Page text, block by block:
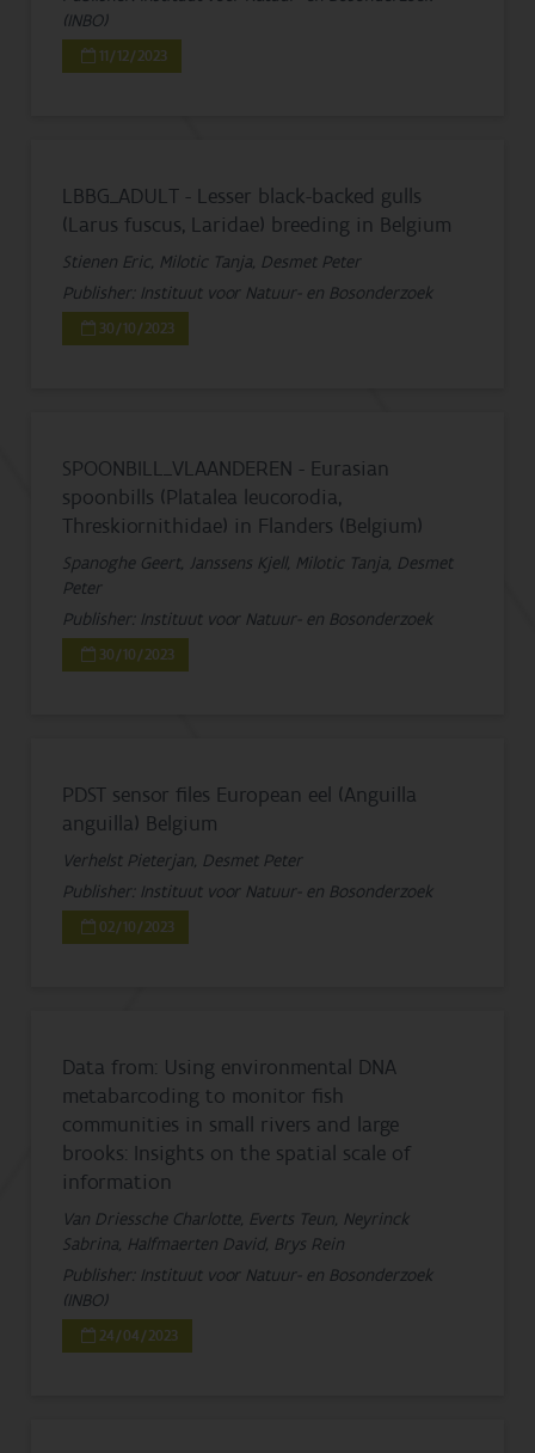
(INBO)
11/12/2023
LBBG_ADULT - Lesser black-backed gulls
(Larus fuscus, Laridae) breeding in Belgium
Stienen Eric, Milotic Tanja, Desmet Peter
Publisher: Instituut voor Natuur- en Bosonderzoek
30/10/2023
SPOONBILL_VLAANDEREN - Eurasian
spoonbills (Platalea leucorodia,
Threskiornithidae) in Flanders (Belgium)
Spanoghe Geert, Janssens Kjell, Milotic Tanja, Desmet
Peter
Publisher: Instituut voor Natuur- en Bosonderzoek
30/10/2023
PDST sensor files European eel (Anguilla
anguilla) Belgium
Verhelst Pieterjan, Desmet Peter
Publisher: Instituut voor Natuur- en Bosonderzoek
02/10/2023
Data from: Using environmental DNA
metabarcoding to monitor fish
communities in small rivers and large
brooks: Insights on the spatial scale of
information
Van Driessche Charlotte, Everts Teun, Neyrinck
Sabrina, Halfmaerten David, Brys Rein
Publisher: Instituut voor Natuur- en Bosonderzoek
(INBO)
24/04/2023